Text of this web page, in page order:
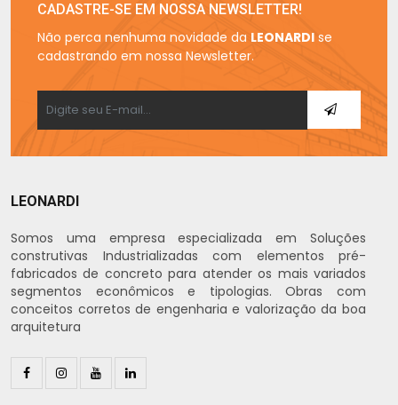
CADASTRE-SE EM NOSSA NEWSLETTER!
Não perca nenhuma novidade da LEONARDI se
cadastrando em nossa Newsletter.
LEONARDI
Somos uma empresa especializada em Soluções
construtivas Industrializadas com elementos pré-
fabricados de concreto para atender os mais variados
segmentos econômicos e tipologias. Obras com
conceitos corretos de engenharia e valorização da boa
arquitetura